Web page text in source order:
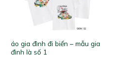
áo gia đình đi biển – mẫu gia
đình là số 1